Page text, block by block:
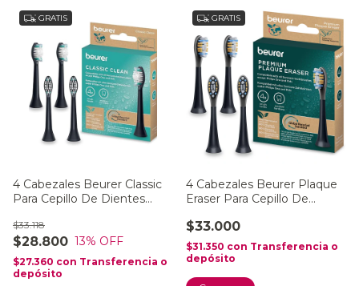
GRATIS
4 Cabezales Beurer Classic
Para Cepillo De Dientes
$28.800
$33.118
13% OFF
$27.360 con Transferencia o
depósito
GRATIS
4 Cabezales Beurer Plaque
Eraser Para Cepillo De
SC Plaque Eraser)
$33.000
$31.350 con Transferencia o
depósito